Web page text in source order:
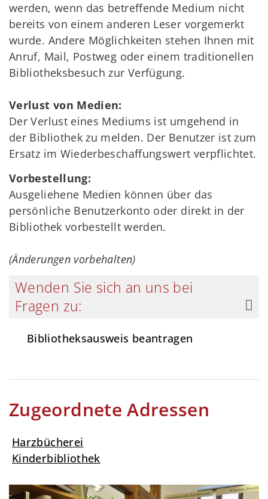
werden, wenn das betreffende Medium nicht
bereits von einem anderen Leser vorgemerkt
wurde. Andere Möglichkeiten stehen Ihnen mit
Anruf, Mail, Postweg oder einem traditionellen
Bibliotheksbesuch zur Verfügung.
Verlust von Medien:
Der Verlust eines Mediums ist umgehend in
der Bibliothek zu melden. Der Benutzer ist zum
Ersatz im Wiederbeschaffungswert verpflichtet.
Vorbestellung:
Ausgeliehene Medien können über das
persönliche Benutzerkonto oder direkt in der
Bibliothek vorbestellt werden.
(Änderungen vorbehalten)
Wenden Sie sich an uns bei
Fragen zu:
Bibliotheksausweis beantragen
Zugeordnete Adressen
Harzbücherei
Kinderbibliothek